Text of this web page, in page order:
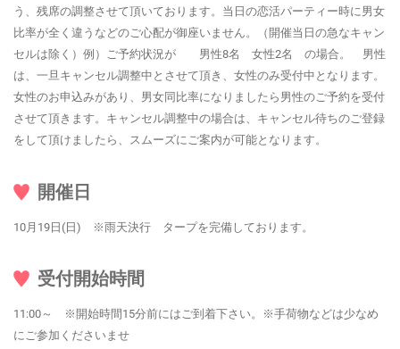
う、残席の調整させて頂いております。当日の恋活パーティー時に男女
比率が全く違うなどのご心配が御座いません。（開催当日の急なキャン
セルは除く）例）ご予約状況が 男性8名 女性2名 の場合。 男性
は、一旦キャンセル調整中とさせて頂き、女性のみ受付中となります。
女性のお申込みがあり、男女同比率になりましたら男性のご予約を受付
させて頂きます。キャンセル調整中の場合は、キャンセル待ちのご登録
をして頂けましたら、スムーズにご案内が可能となります。
開催日
10月19日(日) ※雨天決行 タープを完備しております。
受付開始時間
11:00～ ※開始時間15分前にはご到着下さい。※手荷物などは少なめ
にご参加くださいませ